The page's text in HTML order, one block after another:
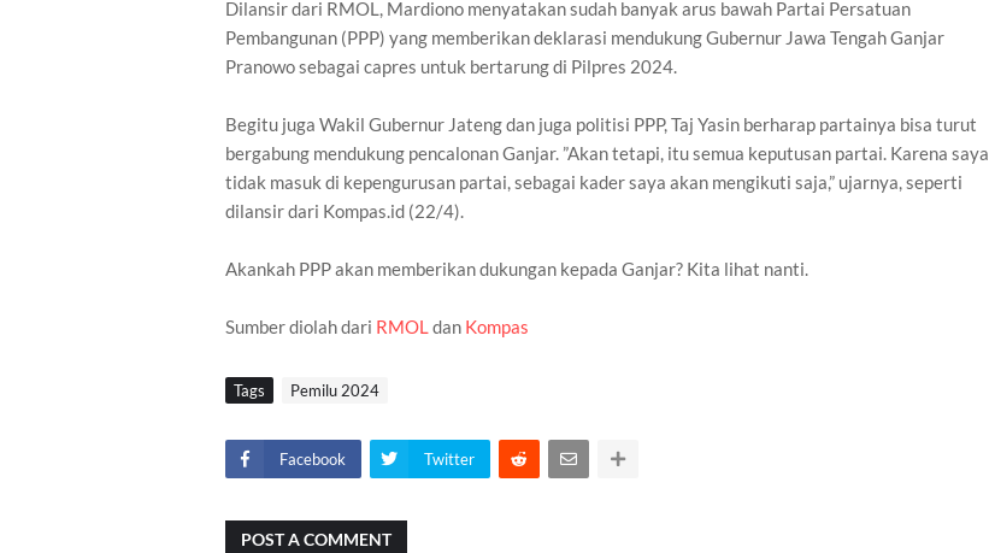
Dilansir dari RMOL, Mardiono menyatakan sudah banyak arus bawah Partai Persatuan
Pembangunan (PPP) yang memberikan deklarasi mendukung Gubernur Jawa Tengah Ganjar
Pranowo sebagai capres untuk bertarung di Pilpres 2024.
Begitu juga Wakil Gubernur Jateng dan juga politisi PPP, Taj Yasin berharap partainya bisa turut
bergabung mendukung pencalonan Ganjar. ”Akan tetapi, itu semua keputusan partai. Karena saya
tidak masuk di kepengurusan partai, sebagai kader saya akan mengikuti saja,” ujarnya, seperti
dilansir dari Kompas.id (22/4).
Akankah PPP akan memberikan dukungan kepada Ganjar? Kita lihat nanti.
Sumber diolah dari RMOL dan Kompas
Tags Pemilu 2024
Facebook Twitter
POST A COMMENT